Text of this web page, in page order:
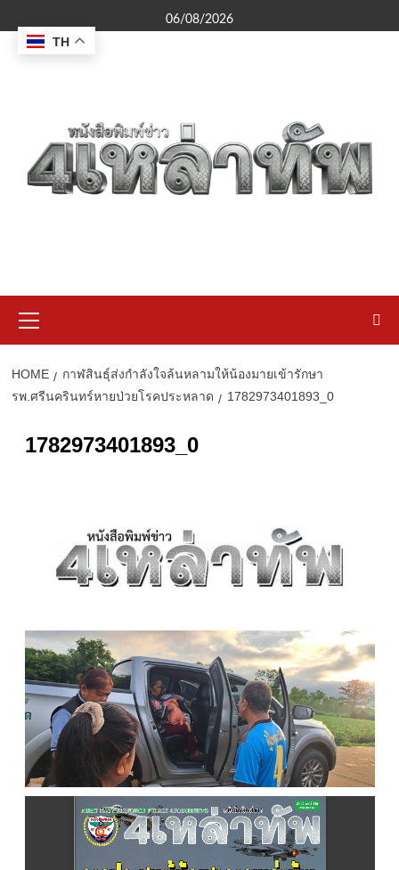
to
content
06/08/2026
Menu
HOME
กาฬสินธุ์ส่งกำลังใจล้นหลามให้น้องมายเข้ารักษา
รพ.ศรีนครินทร์หายป่วยโรคประหลาด
1782973401893_0
1782973401893_0
TH